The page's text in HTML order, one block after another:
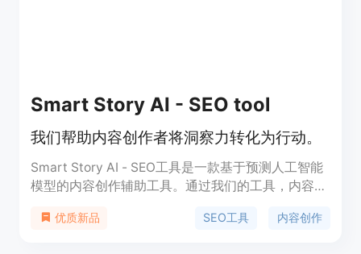
Smart Story AI - SEO tool
我们帮助内容创作者将洞察力转化为行动。
Smart Story AI - SEO工具是一款基于预测人工智能
模型的内容创作辅助工具。通过我们的工具，内容创
力和建议，帮助优化标题、关键词和内容结构。我们
优质新品 SEO工具 内容创作